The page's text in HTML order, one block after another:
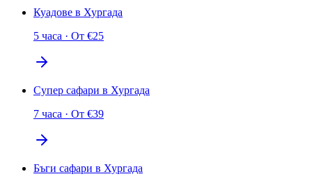
Куадове в Хургада
5 часа · От €25
Супер сафари в Хургада
7 часа · От €39
Бъги сафари в Хургада